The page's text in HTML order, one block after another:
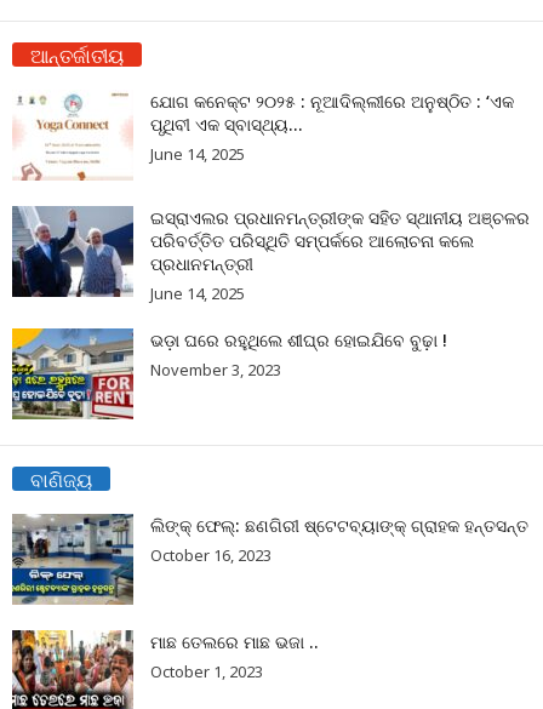
ଆନ୍ତର୍ଜାତୀୟ
ଯୋଗ କନେକ୍ଟ ୨୦୨୫ : ନୂଆଦିଲ୍ଲୀରେ ଅନୁଷ୍ଠିତ : ‘ଏକ
ପୃଥିବୀ ଏକ ସ୍ବାସ୍ଥ୍ୟ...
June 14, 2025
ଇସ୍ରାଏଲର ପ୍ରଧାନମନ୍ତ୍ରୀଙ୍କ ସହିତ ସ୍ଥାନୀୟ ଅଞ୍ଚଳର
ପରିବର୍ତ୍ତିତ ପରିସ୍ଥିତି ସମ୍ପର୍କରେ ଆଲୋଚନା କଲେ
ପ୍ରଧାନମନ୍ତ୍ରୀ
June 14, 2025
ଭଡ଼ା ଘରେ ରହୁଥିଲେ ଶୀଘ୍ର ହୋଇଯିବେ ବୁଢ଼ା !
November 3, 2023
ବାଣିଜ୍ୟ
ଲିଙ୍କ୍ ଫେଲ୍: ଛଣଗିରୀ ଷ୍ଟେଟବ୍ୟାଙ୍କ୍ ଗ୍ରାହକ ହନ୍ତସନ୍ତ
October 16, 2023
ମାଛ ତେଲରେ ମାଛ ଭଜା ..
October 1, 2023